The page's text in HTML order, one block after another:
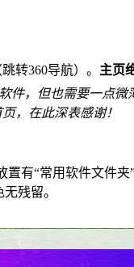
转360导航）。 主页
件，但也需要一点
，在此深表感谢！
置有“常用软件文件
残留。